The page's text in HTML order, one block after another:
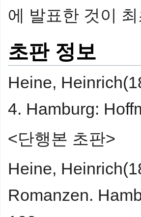
에 발표한 것이
초판 정보
Heine,
4. Hamburg:
<단행본 초판>
Heine,
Romanzen.